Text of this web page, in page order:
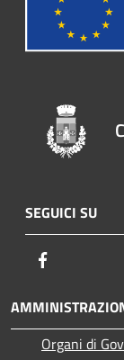
SEGUICI SU
Organi di